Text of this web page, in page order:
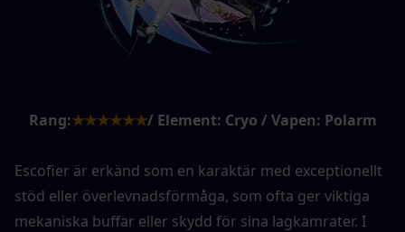
Rang:★★★★★★/ Element: Cryo / Vapen: Polarm
Escofier är erkänd som en karaktär med exceptionellt
stöd eller överlevnadsförmåga, som ofta ger viktiga
mekaniska buffar eller skydd för sina lagkamrater. I